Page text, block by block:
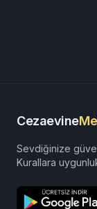
Cezaevine
Sevdiğinize
Kurallara